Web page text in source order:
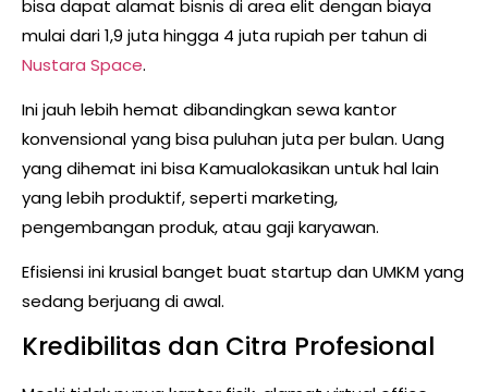
bisa dapat alamat bisnis di area elit dengan biaya
mulai dari 1,9 juta hingga 4 juta rupiah per tahun di
Nustara Space.
Ini jauh lebih hemat dibandingkan sewa kantor
konvensional yang bisa puluhan juta per bulan. Uang
yang dihemat ini bisa Kamualokasikan untuk hal lain
yang lebih produktif, seperti marketing,
pengembangan produk, atau gaji karyawan.
Efisiensi ini krusial banget buat startup dan UMKM yang
sedang berjuang di awal.
Kredibilitas dan Citra Profesional